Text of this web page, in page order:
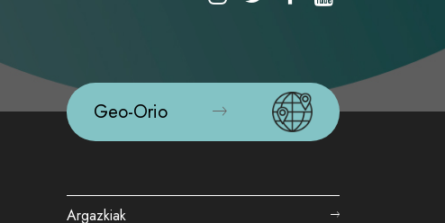
Geo-Orio
Argazkiak